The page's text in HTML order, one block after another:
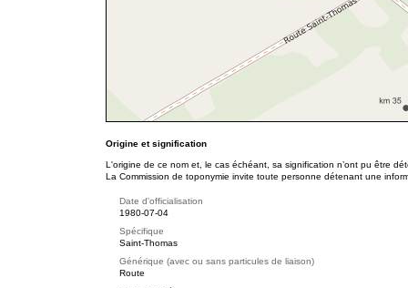
Origine et signification
L'origine de ce nom et, le cas échéant, sa signification n’ont pu être
La Commission de toponymie invite toute personne détenant une
Date d'officialisation
1980-07-04
Spécifique
Saint-Thomas
Générique (avec ou sans particules de liaison)
Route